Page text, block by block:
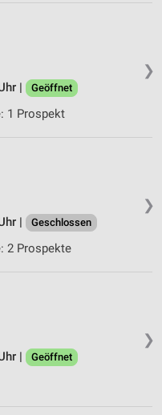
❯
|
Geöffnet
1 Prospekt
❯
|
Geschlossen
2 Prospekte
❯
|
Geöffnet